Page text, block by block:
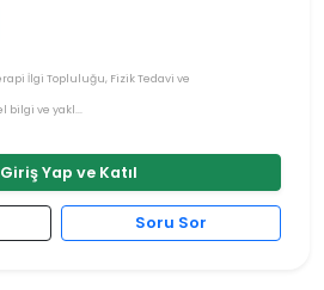
İlgi Topluluğu, Fizik Tedavi ve
bilgi ve yakl...
Giriş Yap ve Katıl
Soru Sor